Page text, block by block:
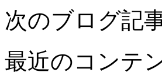
次のブログ記
最近のコンテ